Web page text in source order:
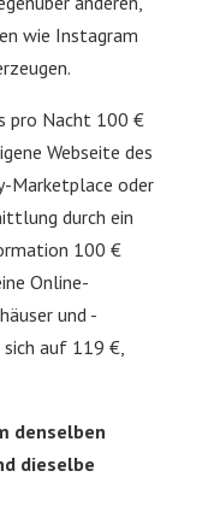
wie Instagram
pro Nacht 100 €
Webseite des
Marketplace oder
durch ein
100 €
Online-
und -
auf 119 €,
denselben
dieselbe